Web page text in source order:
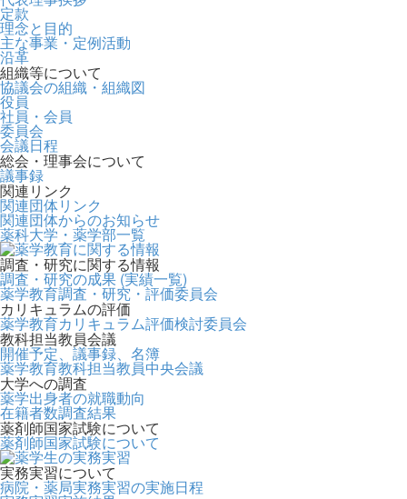
定款
理念と目的
主な事業・定例活動
沿革
組織等について
協議会の組織・組織図
役員
社員・会員
委員会
会議日程
総会・理事会について
議事録
関連リンク
関連団体リンク
関連団体からのお知らせ
薬科大学・薬学部一覧
調査・研究に関する情報
調査・研究の成果 (実績一覧)
薬学教育調査・研究・評価委員会
カリキュラムの評価
薬学教育カリキュラム評価検討委員会
教科担当教員会議
開催予定、議事録、名簿
薬学教育教科担当教員中央会議
大学への調査
薬学出身者の就職動向
在籍者数調査結果
薬剤師国家試験について
薬剤師国家試験について
実務実習について
病院・薬局実務実習の実施日程